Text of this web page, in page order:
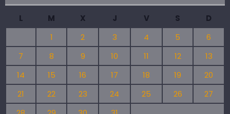
L M X J V S
D
1
2 3 4 5
6
7
8 9 10 11 12
13
14
15 16 17 18 19
20
21
22 23 24 25 26
27